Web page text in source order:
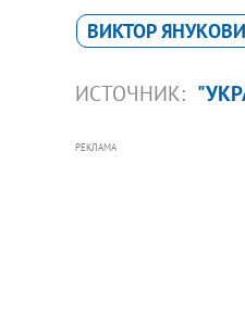
ВИКТОР
ИСТОЧНИК:
РЕКЛАМА